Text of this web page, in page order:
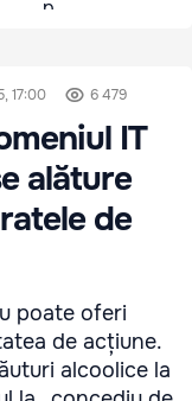
17:00 6 479
IT
alăture
de
poate oferi
de acțiune.
alcoolice la